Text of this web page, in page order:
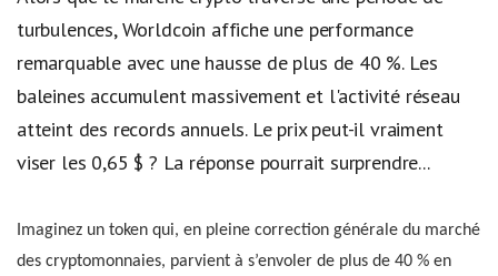
turbulences, Worldcoin affiche une performance
remarquable avec une hausse de plus de 40 %. Les
baleines accumulent massivement et l'activité réseau
atteint des records annuels. Le prix peut-il vraiment
viser les 0,65 $ ? La réponse pourrait surprendre...
Imaginez un token qui, en pleine correction générale du marché
des cryptomonnaies, parvient à s’envoler de plus de 40 % en